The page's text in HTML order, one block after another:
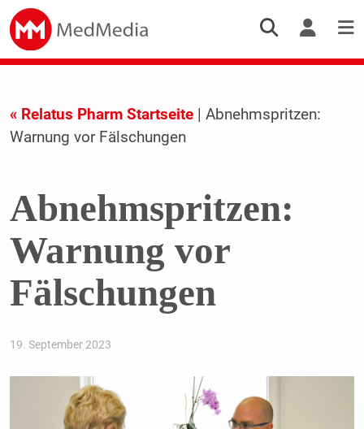
« Relatus Pharm Startseite| Abnehmspritzen:
Warnung vor Fälschungen
Abnehmspritzen:
Warnung vor
Fälschungen
19. September 2023